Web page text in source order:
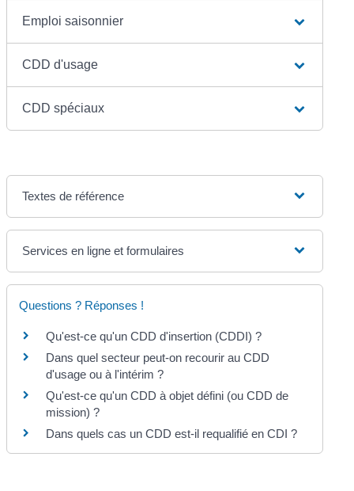
Emploi saisonnier
CDD d'usage
CDD spéciaux
Textes de référence
Services en ligne et formulaires
Questions ? Réponses !
Qu'est-ce qu'un CDD d'insertion (CDDI) ?
Dans quel secteur peut-on recourir au CDD
d'usage ou à l'intérim ?
Qu'est-ce qu'un CDD à objet défini (ou CDD de
mission) ?
Dans quels cas un CDD est-il requalifié en CDI ?